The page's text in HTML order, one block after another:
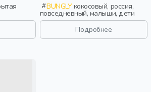
BUNGLYкокосовый, россия,
повседневный, малыши, дети
Подробнее